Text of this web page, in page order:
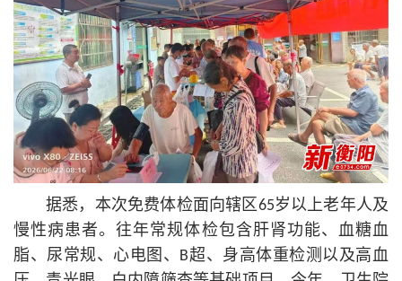
据悉，本次免费体检面向辖区65岁以上老年人及
慢性病患者。往年常规体检包含肝肾功能、血糖血
脂、尿常规、心电图、B超、身高体重检测以及高血